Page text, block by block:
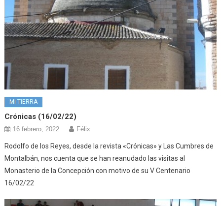
MI TIERRA
Crónicas (16/02/22)
16 febrero, 2022 Félix
Rodolfo de los Reyes, desde la revista «Crónicas» y Las Cumbres de
Montalbán, nos cuenta que se han reanudado las visitas al
Monasterio de la Concepción con motivo de su V Centenario
16/02/22